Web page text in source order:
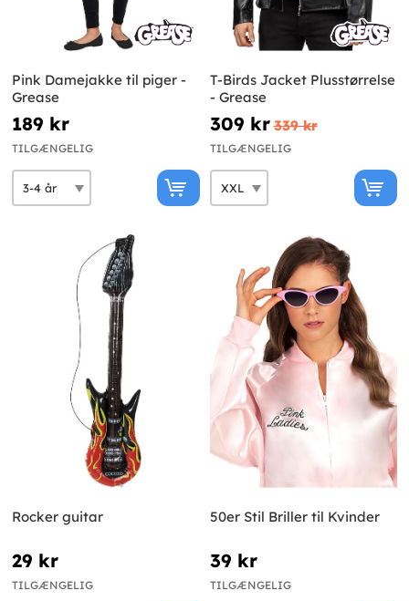
Pink Damejakke til piger -
Grease
189 kr
TILGÆNGELIG
T-Birds Jacket Plusstørrelse
- Grease
309 kr 339 kr
TILGÆNGELIG
Rocker guitar
29 kr
TILGÆNGELIG
50er Stil Briller til Kvinder
39 kr
TILGÆNGELIG